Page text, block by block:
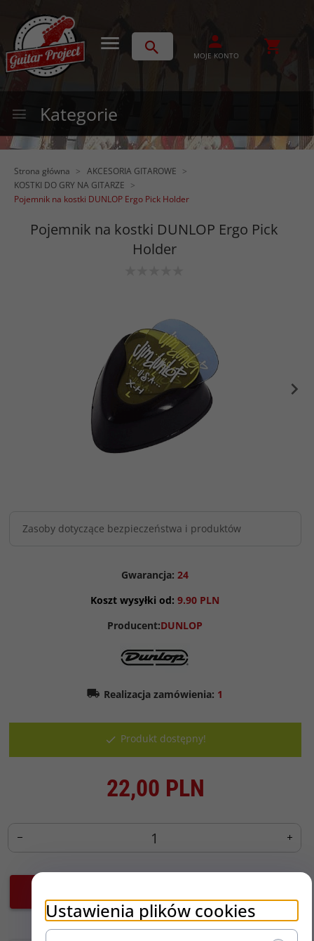
MOJE KONTO
Kategorie
Strona główna
AKCESORIA GITAROWE
KOSTKI DO GRY NA GITARZE
Pojemnik na kostki DUNLOP Ergo Pick Holder
Pojemnik na kostki DUNLOP Ergo Pick
Holder
Zasoby dotyczące bezpieczeństwa i produktów
Gwarancja: 24
Koszt wysyłki od: 9.90 PLN
Producent:DUNLOP
Realizacja zamówienia: 1
Produkt dostępny!
22,00 PLN
Ustawienia plików cookies